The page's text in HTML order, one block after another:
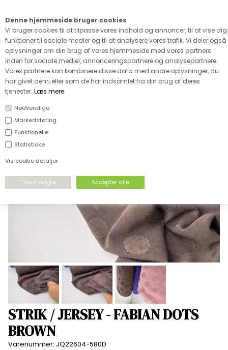
Denne hjemmeside bruger cookies
Vi bruger cookies til at tilpasse vores indhold og annoncer, til at vise dig
funktioner til sociale medier og til at analysere vores trafik. Vi deler også
oplysninger om din brug af vores hjemmeside med vores partnere
inden for sociale medier, annonceringspartnere og analysepartnere.
Vores partnere kan kombinere disse data med andre oplysninger, du
har givet dem, eller som de har indsamlet fra din brug af deres
tjenester. Læs mere.
Nødvendige
Markedsføring
Funktionelle
Statistiske
Vis cookie detaljer
FORSIDE›UDSALG›UDSALG & GODE TILBUD PÅ STOF
SPAR
46%
STRIK / JERSEY - FABIAN DOTS
BROWN
Varenummer: JQ22604-580D